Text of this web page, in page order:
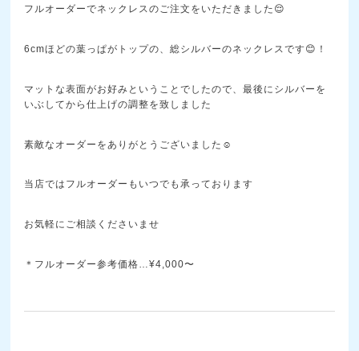
フルオーダーでネックレスのご注文をいただきました😌
6cmほどの葉っぱがトップの、総シルバーのネックレスです😊！
マットな表面がお好みということでしたので、最後にシルバーを
いぶしてから仕上げの調整を致しました
素敵なオーダーをありがとうございました☺️
当店ではフルオーダーもいつでも承っております
お気軽にご相談くださいませ
＊フルオーダー参考価格…¥4,000〜